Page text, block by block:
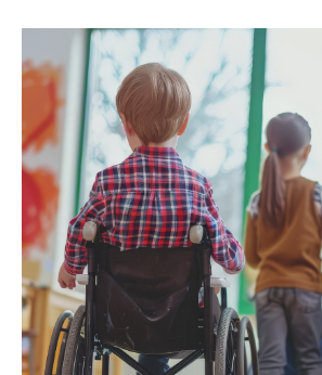
strumento
educativo
quantità